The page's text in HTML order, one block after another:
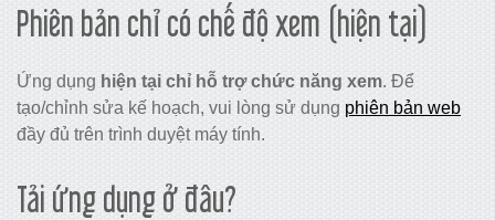
Phiên bản chỉ có chế độ xem (hiện tại)
Ứng dụng hiện tại chỉ hỗ trợ chức năng xem. Để
tạo/chỉnh sửa kế hoạch, vui lòng sử dụng phiên bản web
đầy đủ trên trình duyệt máy tính.
Tải ứng dụng ở đâu?